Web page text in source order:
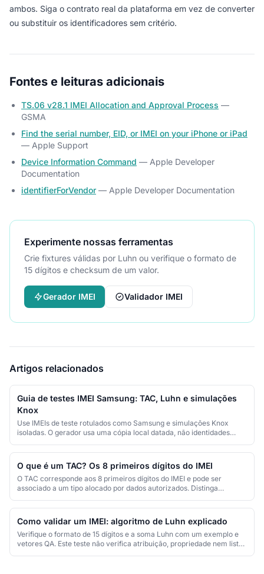
ambos. Siga o contrato real da plataforma em vez de converter
ou substituir os identificadores sem critério.
Fontes e leituras adicionais
TS.06 v28.1 IMEI Allocation and Approval Process —
GSMA
Find the serial number, EID, or IMEI on your iPhone or iPad
— Apple Support
Device Information Command — Apple Developer
Documentation
identifierForVendor — Apple Developer Documentation
Experimente nossas ferramentas
Crie fixtures válidas por Luhn ou verifique o formato de
15 dígitos e checksum de um valor.
Gerador IMEI Validador IMEI
Artigos relacionados
Guia de testes IMEI Samsung: TAC, Luhn e simulações
Knox
Use IMEIs de teste rotulados como Samsung e simulações Knox
isoladas. O gerador usa uma cópia local datada, não identidades
O que é um TAC? Os 8 primeiros dígitos do IMEI
O TAC corresponde aos 8 primeiros dígitos do IMEI e pode ser
associado a um tipo alocado por dados autorizados. Distinga
Como validar um IMEI: algoritmo de Luhn explicado
Verifique o formato de 15 dígitos e a soma Luhn com um exemplo e
vetores QA. Este teste não verifica atribuição, propriedade nem lista